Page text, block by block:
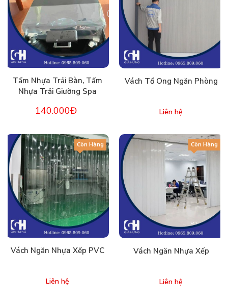
Tấm Nhựa Trải Bàn, Tấm
Nhựa Trải Giường Spa
140.000Đ
Vách Tổ Ong Ngăn Phòng
Liên hệ
Còn Hàng
Vách Ngăn Nhựa Xếp PVC
Liên hệ
Còn Hàng
Vách Ngăn Nhựa Xếp
Liên hệ